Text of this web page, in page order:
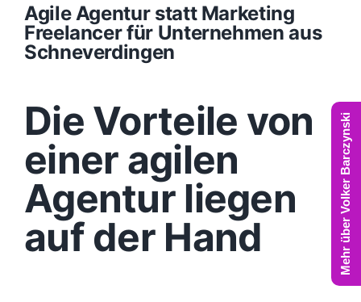
Agile Agentur statt Marketing
Freelancer für Unternehmen aus
Schneverdingen
Die Vorteile von
einer agilen
Agentur liegen
auf der Hand
Mehr über Volker Barczynski